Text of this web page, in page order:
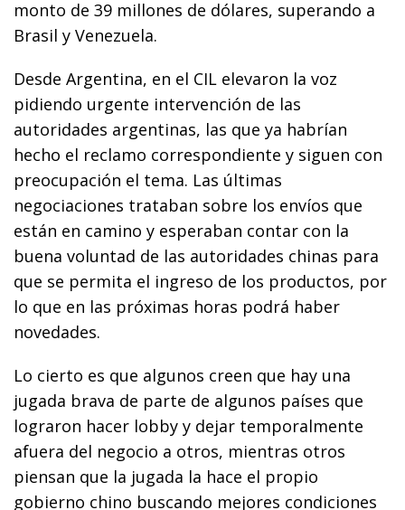
monto de 39 millones de dólares, superando a
Brasil y Venezuela.
Desde Argentina, en el CIL elevaron la voz
pidiendo urgente intervención de las
autoridades argentinas, las que ya habrían
hecho el reclamo correspondiente y siguen con
preocupación el tema. Las últimas
negociaciones trataban sobre los envíos que
están en camino y esperaban contar con la
buena voluntad de las autoridades chinas para
que se permita el ingreso de los productos, por
lo que en las próximas horas podrá haber
novedades.
Lo cierto es que algunos creen que hay una
jugada brava de parte de algunos países que
lograron hacer lobby y dejar temporalmente
afuera del negocio a otros, mientras otros
piensan que la jugada la hace el propio
gobierno chino buscando mejores condiciones